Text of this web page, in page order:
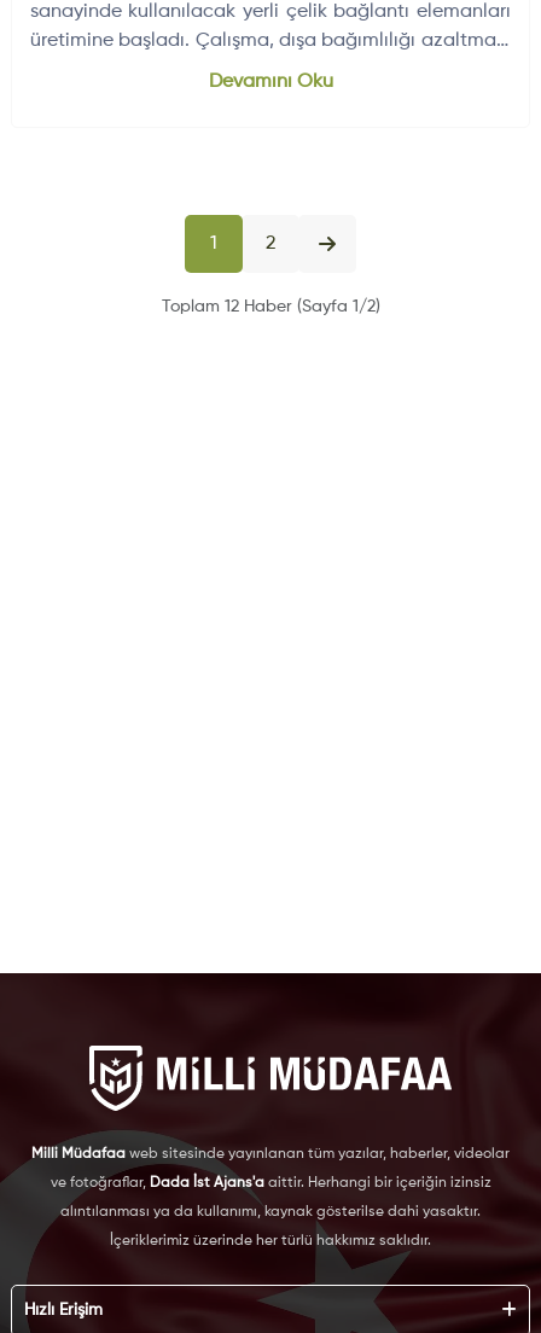
sanayinde kullanılacak yerli çelik bağlantı elemanları
üretimine başladı. Çalışma, dışa bağımlılığı azaltmayı
Devamını Oku
1 2
Toplam 12 Haber (Sayfa 1/2)
Milli Müdafaa web sitesinde yayınlanan tüm yazılar, haberler, videolar
ve fotoğraflar, Dada İst Ajans'aaittir. Herhangi bir içeriğin izinsiz
alıntılanması ya da kullanımı, kaynak gösterilse dahi yasaktır.
İçeriklerimiz üzerinde her türlü hakkımız saklıdır.
Hızlı Erişim